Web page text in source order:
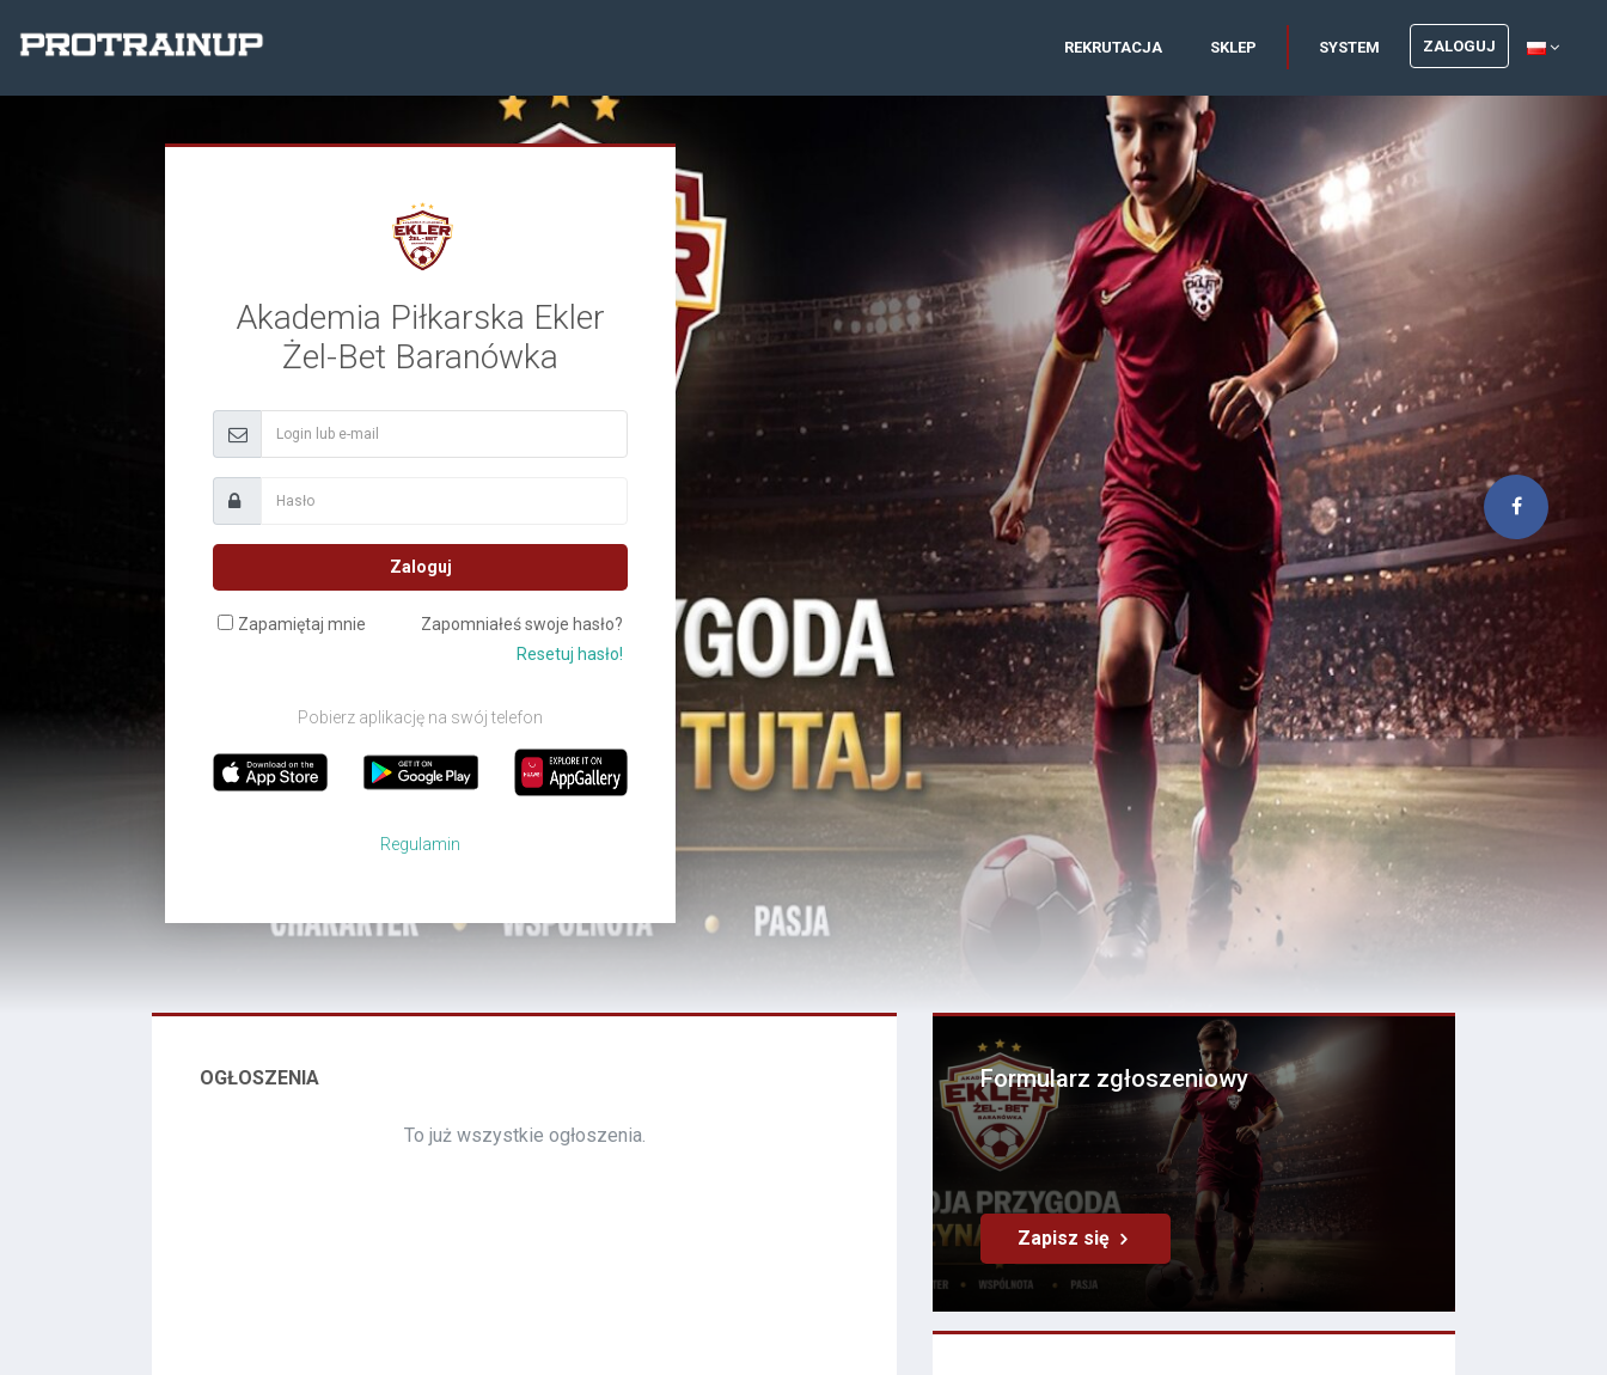
REKRUTACJA SKLEP SYSTEM ZALOGUJ
Akademia Piłkarska Ekler
Żel-Bet Baranówka
Zaloguj
Zapamiętaj mnie
Zapomniałeś swoje hasło?
Resetuj hasło!
Pobierz aplikację na swój telefon
Regulamin
OGŁOSZENIA
To już wszystkie ogłoszenia.
Formularz zgłoszeniowy
Zapisz się